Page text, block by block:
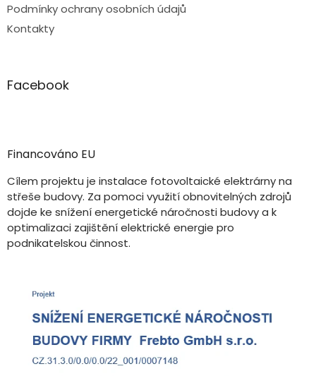
Podmínky ochrany osobních údajů
Kontakty
Facebook
Financováno EU
Cílem projektu je instalace fotovoltaické elektrárny na
střeše budovy. Za pomoci využití obnovitelných zdrojů
dojde ke snížení energetické náročnosti budovy a k
optimalizaci zajištění elektrické energie pro
podnikatelskou činnost.